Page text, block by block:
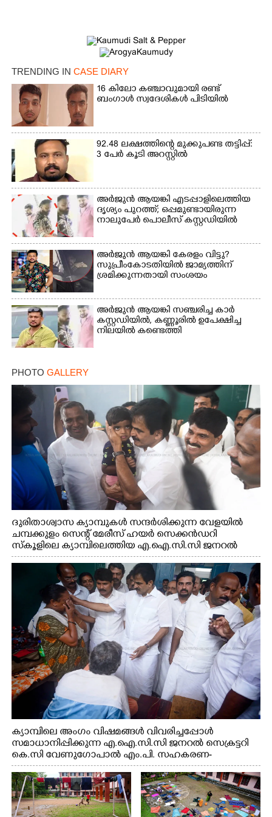
TRENDING IN CASE DIARY
16 കിലോ കഞ്ചാവുമായി രണ്ട്
ബംഗാൾ സ്വദേശികൾ പിടിയിൽ
92.48 ലക്ഷത്തിന്റെ മുക്കുപണ്ട തട്ടിപ്പ്:
3 പേർ കൂടി അറസ്റ്റിൽ
അർജുൻ ആയങ്കി എടപ്പാളിലെത്തിയ
ദൃശ്യം പുറത്ത്; ഒപ്പമുണ്ടായിരുന്ന
നാലുപേർ പൊലീസ് കസ്റ്റഡിയിൽ
അർജുൻ ആയങ്കി കേരളം വിട്ടു?
സുപ്രീംകോടതിയിൽ ജാമ്യത്തിന്
ശ്രമിക്കുന്നതായി സംശയം
അർജുൻ ആയങ്കി സഞ്ചരിച്ച കാർ
കസ്റ്റഡിയിൽ,​ കണ്ണൂരിൽ ഉപേക്ഷിച്ച
നിലയിൽ കണ്ടെത്തി
PHOTO GALLERY
ദുരിതാശ്വാസ ക്യാമ്പുകൾ സന്ദർശിക്കുന്ന വേളയിൽ
ചമ്പക്കുളം സെന്റ് മേരീസ് ഹയർ സെക്കൻഡറി
സ്കൂളിലെ ക്യാമ്പിലെത്തിയ എ.ഐ.സി.സി ജനറൽ
സെക്രട്ടറി കെ.സി വേണുഗോപാൽ എം.പി കുരുന്നിനെ
എടുത്ത് ലാളിച്ചപ്പോൾ. സഹകരണ-എക്സൈസ്
വകുപ്പ് മന്ത്രി എം. ലിജു, കൃഷിവകുപ്പ് മന്ത്രി ടി. സിദ്ദിഖ്,
റെജി ചെറിയാൻ എം. എൽ. എ എന്നിവർ സമീപം
ക്യാമ്പിലെ അംഗം വിഷമങ്ങൾ വിവരിച്ചപ്പോൾ
സമാധാനിപ്പിക്കുന്ന എ.ഐ.സി.സി ജനറൽ സെക്രട്ടറി
കെ.സി വേണുഗോപാൽ എം.പി. സഹകരണ-
എക്സൈസ് വകുപ്പ് മന്ത്രി എം. ലിജു, എന്നിവർ
Copy Link